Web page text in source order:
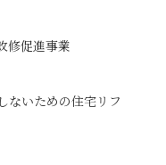
修促進事業
ないための住宅リフ